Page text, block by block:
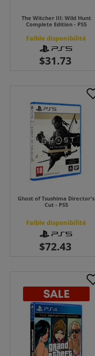
The Witcher III: Wild Hunt
Complete Edition - PS5
Faible disponibilité
Ghost of Tsushima Director's
Cut - PS5
Faible disponibilité